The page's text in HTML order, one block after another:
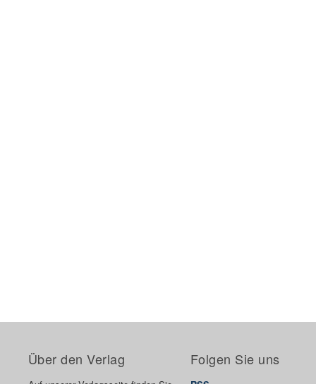
Über den Verlag Folgen Sie uns